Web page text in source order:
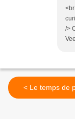
/>
< Le temps de